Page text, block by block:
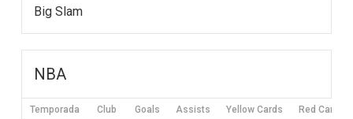
Big Slam
NBA
Temporada Club Goals Assists Yellow Cards Red Cards